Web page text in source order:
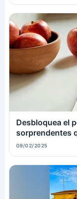
Desbloquea el
sorprendentes
09/02/2025